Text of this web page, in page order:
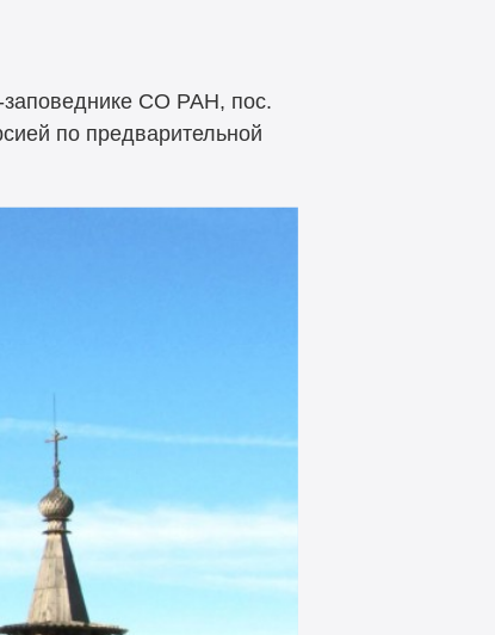
заповеднике СО РАН, пос.
по предварительной